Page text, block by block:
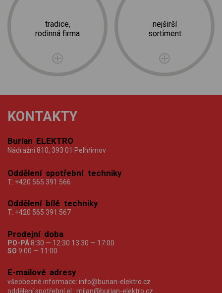
tradice,
rodinná firma
nejširší
sortiment
KONTAKTY
Burian ELEKTRO
Nádražní 810, 393 01 Pelhřimov
Oddělení spotřební techniky
T: +420 565 391 566
Oddělení bílé techniky
T: +420 565 391 567
Prodejní doba
PO-PÁ 8:30 — 12:30 13:30 — 17:00
SO 9:00 — 11:00
E-mailové adresy
všeobecné informace: info@burian-elektro.cz
oddělení spotřební el.: milan@burian-elektro.cz